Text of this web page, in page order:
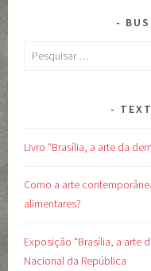
Pesquisar
Livro “Brasília, a arte da
Como a arte
alimentares?
Exposição “Brasília, a arte
Nacional da República